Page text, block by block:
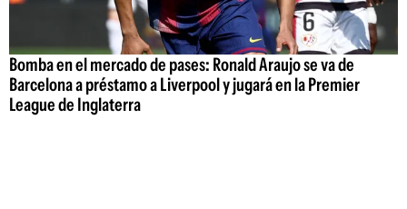
Bomba en el mercado de pases: Ronald Araujo se va de
Barcelona a préstamo a Liverpool y jugará en la Premier
League de Inglaterra